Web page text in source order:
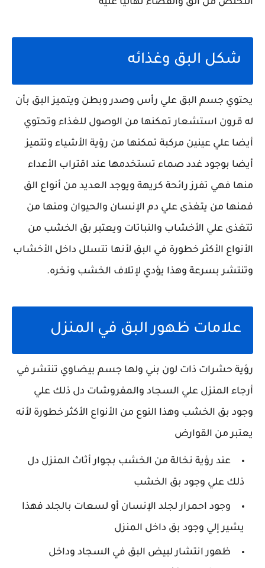
التخلص من الق والقضاء نهائياً عليه
شكل البق وغذائه
يحتوي جسم البق علي رأس وصدر وبطن ويتميز البق بأن
له قرون استشعار تمكنها من الوصول للغذاء وتحتوي
أيضا علي عينين مركبة تمكنها من رؤية الأشياء وتتميز
أيضا بوجود غدد صماء تستخدمها عند اقتراب الأعداء
منها فهي تفرز رائحة كريهة ويوجد العديد من أنواع الق
فمنها من يتغذى علي دم الإنسان والحيوان ومنها من
تتغذى علي الأخشاب والنباتات ويعتبر بق الخشب من
الأنواع الأكثر خطورة في البق لأنها تتسلل داخل الأخشاب
وتنتشر بسرعة وهذا يؤدي لإتلاف الخشب ونخره.
علامات ظهور البق في المنزل
رؤية حشرات ذات لون بني ولها جسم بيضاوي تنتشر في
أرجاء المنزل علي السجاد والمفروشات دل ذلك علي
وجود بق الخشب وهذا النوع من الأنواع الأكثر خطورة لأنه
يعتبر من القوارض
عند رؤية نخالة من الخشب بجوار أثاث المنزل دل
ذلك علي وجود بق الخشب
وجود احمرار لجلد الإنسان أو لسعات بالجلد فهذا
يشير إلي وجود بق داخل المنزل
ظهور انتشار لبيض البق في السجاد وداخل